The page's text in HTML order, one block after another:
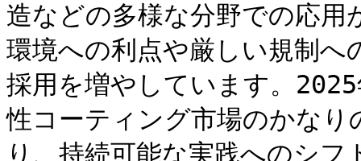
造などの多様な分野での応用
環境への利点や厳しい規制へ
採用を増やしています。
性コーティング市場のかな
り、持続可能な実践へのシ